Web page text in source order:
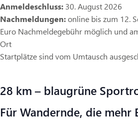
Anmeldeschluss: 30. August 2026
Nachmeldungen:online bis zum 12.
Euro Nachmeldegebühr möglich und
Ort
Startplätze sind vom Umtausch
28 km – blaugrüne
Für Wandernde, die mehr